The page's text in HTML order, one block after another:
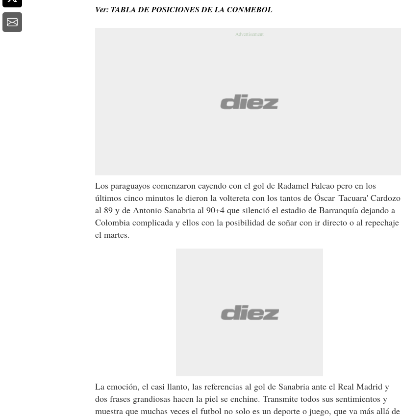
Ver: TABLA DE POSICIONES DE LA CONMEBOL
Los paraguayos comenzaron cayendo con el gol de Radamel Falcao pero en los
últimos cinco minutos le dieron la voltereta con los tantos de Óscar 'Tacuara' Cardozo
al 89 y de Antonio Sanabria al 90+4 que silenció el estadio de Barranquía dejando a
Colombia complicada y ellos con la posibilidad de soñar con ir directo o al repechaje
el martes.
La emoción, el casi llanto, las referencias al gol de Sanabria ante el Real Madrid y
dos frases grandiosas hacen la piel se enchine. Transmite todos sus sentimientos y
muestra que muchas veces el futbol no solo es un deporte o juego, que va más allá de